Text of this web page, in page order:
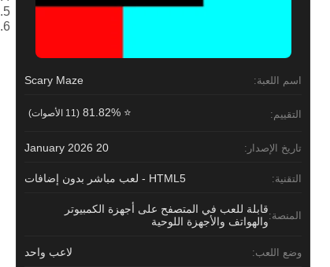
اسم اللعبة: Scary Maze
التقييم: ⭐ 81.82% (11 الأصوات)
تاريخ الإصدار: 20 January 2026
التقنية: HTML5 - لعب مباشر بدون إضافات
المنصة:قابلة للعب في المتصفح على أجهزة الكمبيوتر
والهواتف والأجهزة اللوحية
وضع اللعب: لاعب واحد